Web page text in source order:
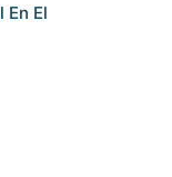
En El